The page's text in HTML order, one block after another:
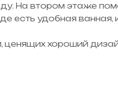
На втором этаже
есть удобная ванная,
хороший